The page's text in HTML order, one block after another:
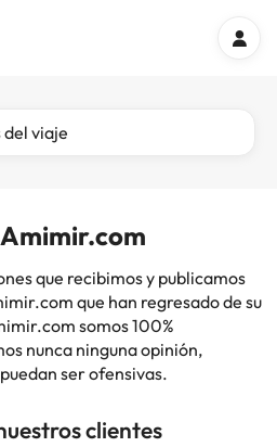
del viaje
que recibimos y publicamos
que han regresado de su
somos 100%
nunca ninguna opinión,
ser ofensivas.
clientes